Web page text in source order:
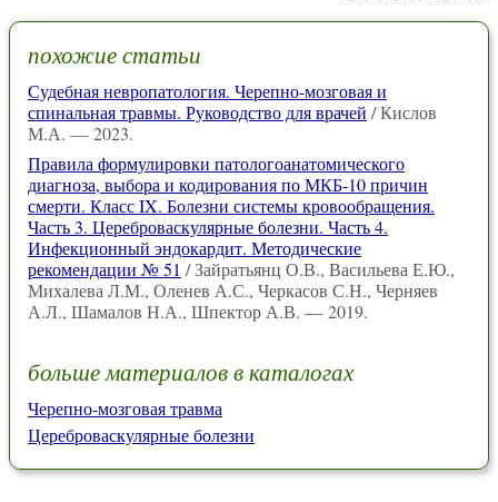
похожие статьи
Судебная невропатология. Черепно-мозговая и
спинальная травмы. Руководство для врачей / Кислов
М.А. — 2023.
Правила формулировки патологоанатомического
диагноза, выбора и кодирования по МКБ-10 причин
смерти. Класс IX. Болезни системы кровообращения.
Часть 3. Цереброваскулярные болезни. Часть 4.
Инфекционный эндокардит. Методические
рекомендации № 51 / Зайратьянц О.В., Васильева Е.Ю.,
Михалева Л.М., Оленев А.С., Черкасов С.Н., Черняев
А.Л., Шамалов Н.А., Шпектор А.В. — 2019.
больше материалов в каталогах
Черепно-мозговая травма
Цереброваскулярные болезни